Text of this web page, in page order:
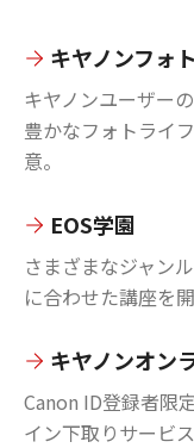
キヤノンフォ
キヤノンユーザー
豊かなフォトライ
意。
EOS学園
さまざまなジャン
に合わせた講座を開
キヤノンオン
Canon ID登録者限
イン下取りサービ